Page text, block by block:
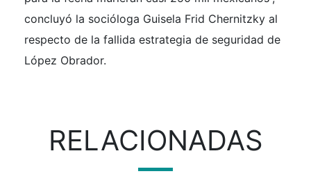
concluyó la socióloga Guisela Frid Chernitzky al
respecto de la fallida estrategia de seguridad de
López Obrador.
RELACIONADAS